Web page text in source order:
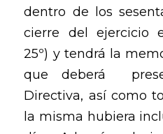
dentro de los
cierre del ejercicio
25º) y tendrá la
que deberá
Directiva, así como
la misma hubiera